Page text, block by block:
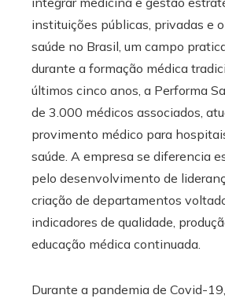
instituições públicas, privadas e
saúde no Brasil, um campo
durante a formação médica
últimos cinco anos, a Performa
de 3.000 médicos associados,
provimento médico para
saúde. A empresa se diferencia
pelo desenvolvimento de
criação de departamentos
indicadores de qualidade,
educação médica continuada.
Durante a pandemia de Covid-